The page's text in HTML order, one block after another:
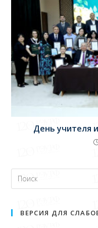
День учителя
ВЕРСИЯ ДЛЯ